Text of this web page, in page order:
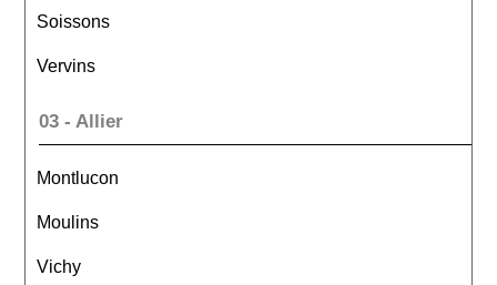
Soissons
Vervins
03 - Allier
Montlucon
Moulins
Vichy